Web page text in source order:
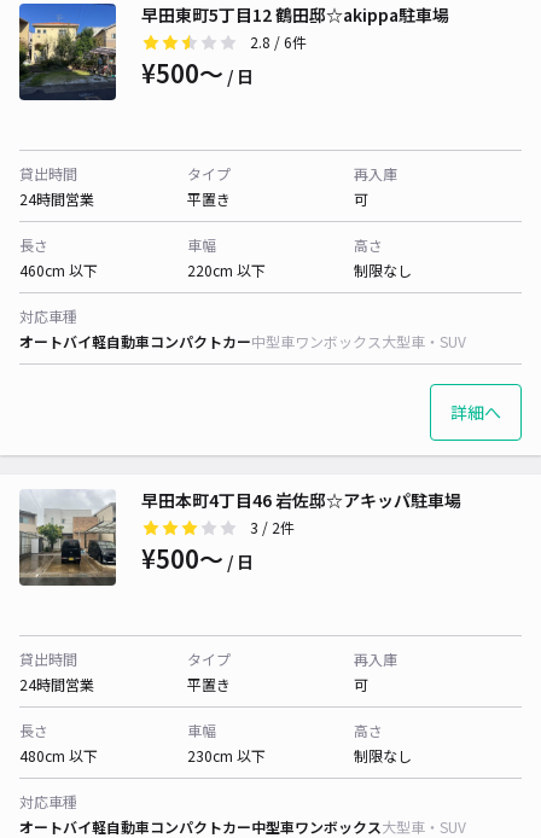
早田東町5丁目12 鶴田邸☆akippa駐車場
2.8 / 6件
¥500〜 / 日
貸出時間
24時間営業
タイプ
平置き
再入庫
可
長さ
460cm 以下
車幅
220cm 以下
高さ
制限なし
対応車種
オートバイ軽自動車コンパクトカー中型車ワンボックス大型車・SUV
詳細へ
早田本町4丁目46 岩佐邸☆アキッパ駐車場
3 / 2件
¥500〜 / 日
貸出時間
24時間営業
タイプ
平置き
再入庫
可
長さ
480cm 以下
車幅
230cm 以下
高さ
制限なし
対応車種
オートバイ軽自動車コンパクトカー中型車ワンボックス大型車・SUV